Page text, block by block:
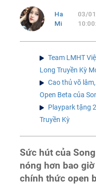
Ha
Mi
03/
Team LMHT
Long Truyền Kỳ
Cao thủ võ
Open Beta của
Playpark tặng
Truyền Kỳ
Sức hút của
nóng hơn bao
chính thức open